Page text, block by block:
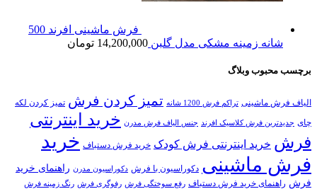
فرش ماشینی افرند 500
شانه زمینه مشکی مدل گلبن 14,200,000 تومان
برچسب محبوب وبلاگ
الیاف فرش ماشینی تراکم فرش 1200 شانه تمیز کردن فرش تمیز کردن لکه
چای جدیدترین فرش کلاسیک افرند جنس الیاف فرش مدرن خرید اینترنتی
فرش خرید اینترنتی فرش کودک خرید فرش دستباف خرید
فرش ماشینی دکوراسیون با فرش دکوراسیون مدرن راهنمای خرید
فرش راهنمای خرید فرش دستباف رفع سوختگی فرش رفوگری فرش رنگ زمینه فرش